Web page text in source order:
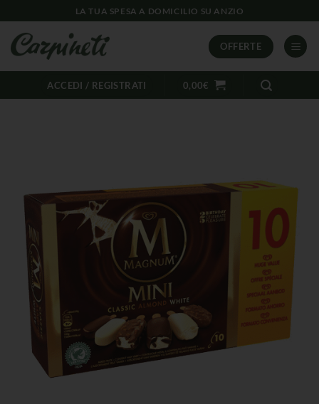
LA TUA SPESA A DOMICILIO SU ANZIO
OFFERTE
ACCEDI / REGISTRATI 0,00€